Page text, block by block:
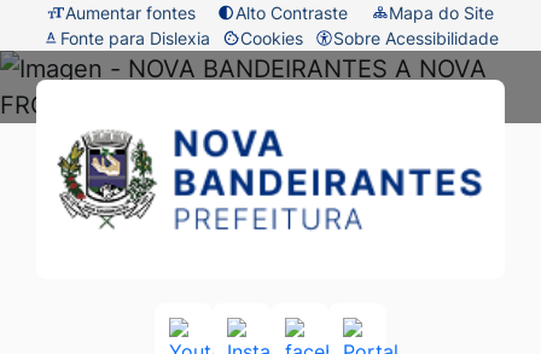
Seção
de
atalhos
e
links
de
acessibilidade
Ir
para
o
conteúdo
[alt+1]
Aumentar fontes Alto Contraste
Mapa do Site
Fonte para Dislexia
Cookies
Abrir
de
cookies
Sobre Acessibilidade
Seção
do
menu
principal
Prefeitura
de
Nova
AcessarAcessarAcessarAcessar